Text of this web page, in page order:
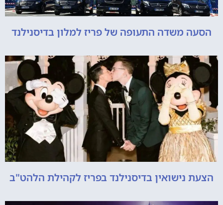
הסעה משדה התעופה של פריז למלון בדיסנילנד
הצעת נישואין בדיסנילנד בפריז לקהילת הלהט"ב